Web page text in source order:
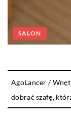
SALON
AgoLancer /
dobrać szafę,